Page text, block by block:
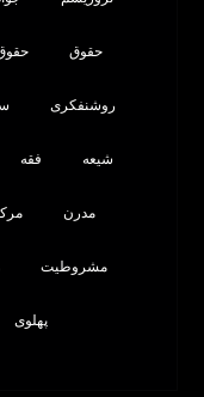
حقوق
روشنفکری
شیعه فقه
مدرن
مشروطیت
پهلوی